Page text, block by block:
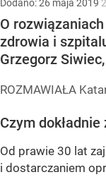
Dodano:26 maja 2019
O
zdrowia i
Grzegorz
ROZMAWIAŁA
Czym
Od prawie 30 lat
i dostarczaniem